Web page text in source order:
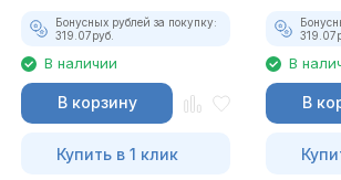
Бонусных рублей за покупку:
319.07руб.
В наличии
В корзину
Купить в 1 клик
319.07
В
В